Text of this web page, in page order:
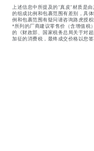
上述信息中所提及的“真皮”材质是
的组成比例和包裹范围有差别，具
例和包裹范围有疑问请咨询路虎授权
*所列的厂商建议零售价（含增值
的《财政部、国家税务总局关于对
加征的消费税，最终成交价格以您